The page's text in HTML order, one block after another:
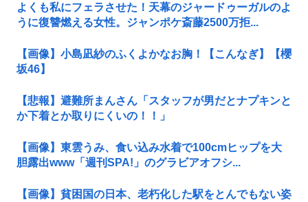
よくも私にフェラさせた！天幕のジャードゥーガルのよ
うに復讐燃える女性。ジャンポケ斎藤2500万拒...
【画像】小島凪紗のふくよかなお胸！【こんなぎ】【櫻
坂46】
【悲報】避難所まんさん「スタッフが男だとナプキンと
か下着とか取りにくいの！！」
【画像】東雲うみ、食い込み水着で100cmヒップを大
胆露出www「週刊SPA!」のグラビアオフシ...
【画像】貧困国の日本、老朽化した駅をとんでもない姿